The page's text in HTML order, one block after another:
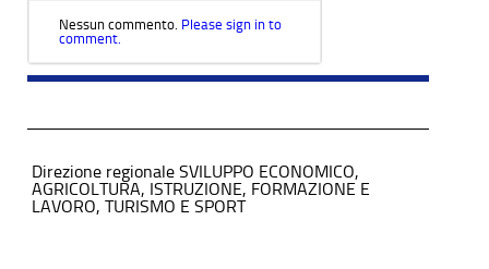
Nessun commento. Please sign in to
comment.
Direzione regionale SVILUPPO ECONOMICO,
AGRICOLTURA, ISTRUZIONE, FORMAZIONE E
LAVORO, TURISMO E SPORT